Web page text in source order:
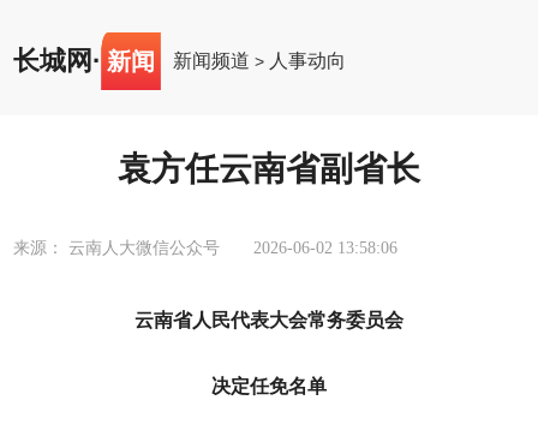
长城网 · 新闻 新闻频道 > 人事动向
袁方任云南省副省长
来源： 云南人大微信公众号 2026-06-02 13:58:06
云南省人民代表大会常务委员会
决定任免名单